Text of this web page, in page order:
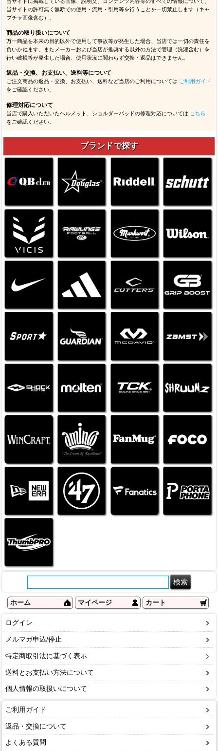
当サイトの許可無く無断での使用・流用・引用等を行うことを一切禁止します（キャ
プチャ画像含む）。
商品の取り扱いについて
万一商品を本来の目的以外で使用して事故等が発生した場合、当店では一切の責任を
負いかねます。またメーカーおよび当店が推奨する以外の方法で管理（洗濯含む）を
行い破損等が発生した場合、使用状況に関わらず交換・返品はできません。
返品・交換、お支払い、送料等について
ご注文商品の返品・交換、お支払い、送料など当店のご利用については ご利用ガイド
をご確認ください。
修理対応について
当店で購入いただいたヘルメット、ショルダーパッドの修理対応については こちら
をご確認ください。
ブランドで探す
ホーム マイページ カート
ログイン
メルマガ申込/停止
特定商取引法に基づく表示
送料とお支払い方法について
個人情報の取扱いについて
ご利用ガイド
返品・交換について
よくある質問